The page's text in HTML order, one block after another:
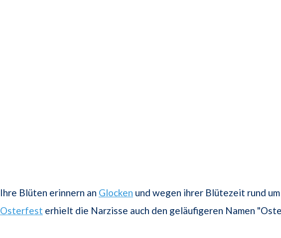
Ihre Blüten erinnern an Glocken und wegen ihrer Blütezeit rund um
Osterfest erhielt die Narzisse auch den geläufigeren Namen